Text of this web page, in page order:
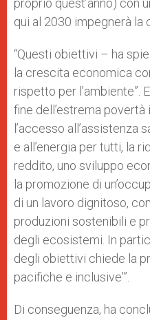
proprio quest’anno) con
qui al 2030 impegnerà la
“Questi obiettivi – ha
la crescita economica
rispetto per l’ambiente”.
fine dell’estrema
l’accesso all’assistenza
e all’energia per tutti, la
reddito, uno sviluppo
la promozione di
di un lavoro dignitoso,
produzioni sostenibili e
degli ecosistemi. In
degli obiettivi chiede la
pacifiche e inclusive'”.
Di conseguenza, ha